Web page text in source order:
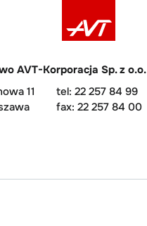
AVT-Korporacja Sp. z o.o.
11
tel: 22 257 84 99
fax: 22 257 84 00